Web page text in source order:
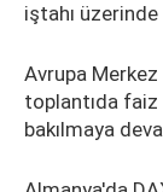
iştahı
Avrupa Merkez
toplantıda
bakılmaya